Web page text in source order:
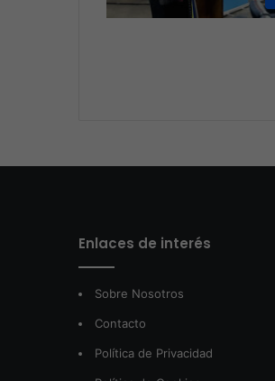
Enlaces de interés
Sobre Nosotros
Contacto
Política de Privacidad